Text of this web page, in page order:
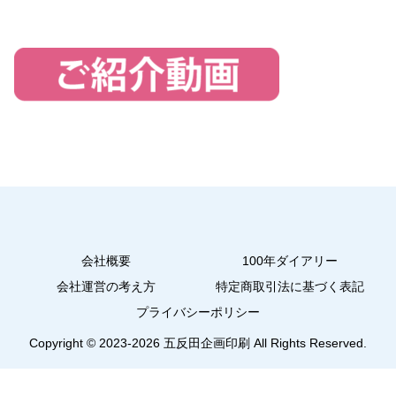
会社概要
100年ダイアリー
会社運営の考え方
特定商取引法に基づく表記
プライバシーポリシー
Copyright © 2023-2026 五反田企画印刷 All Rights Reserved.